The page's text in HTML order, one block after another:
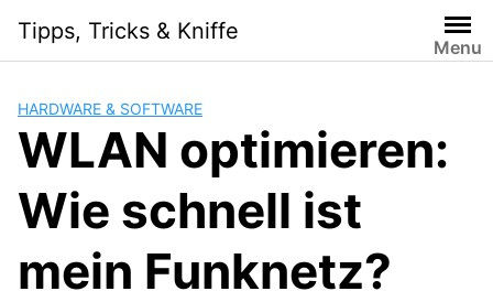
content
Tipps, Tricks & Kniffe
Menu
HARDWARE & SOFTWARE
WLAN optimieren:
Wie schnell ist
mein Funknetz?